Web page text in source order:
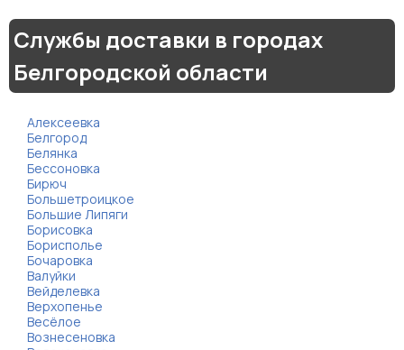
Службы доставки в городах
Белгородской области
Алексеевка
Белгород
Белянка
Бессоновка
Бирюч
Большетроицкое
Большие Липяги
Борисовка
Борисполье
Бочаровка
Валуйки
Вейделевка
Верхопенье
Весёлое
Вознесеновка